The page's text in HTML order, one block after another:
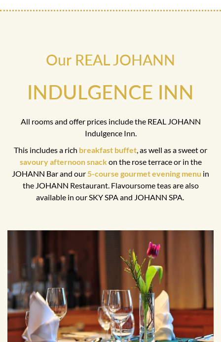
Our REAL JOHANN
INDULGENCE INN
All rooms and offer prices include the REAL JOHANN
Indulgence Inn.
This includes a rich breakfast buffet , as well as a sweet or
savoury afternoon snackon the rose terrace or in the
JOHANN Bar and our 5-course gourmet evening menu in
the JOHANN Restaurant. Flavoursome teas are also
available in our SKY SPA and JOHANN SPA.